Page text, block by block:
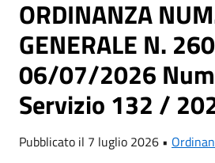
ORDINANZA
GENERALE N.
06/07/2026
Servizio 132 /
Pubblicato il 7 luglio 2026 •